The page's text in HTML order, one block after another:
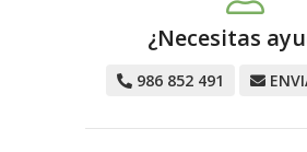
¿Necesitas
986 852 491